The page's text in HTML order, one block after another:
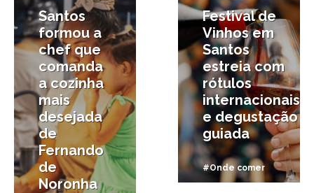
Publicar no X
Santos
formou a
chef que
comanda
a cozinha
mais
desejada
de
Fernando
de
Noronha
Festival de
Vinhos em
Santos
estreia com
rótulos
internacionais
e degustação
guiada
#Onde comer